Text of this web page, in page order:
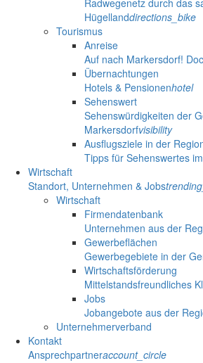
Radwegenetz durch das
Hügellanddirections_bike
Tourismus
Anreise
Auf nach Markersdorf!
Übernachtungen
Hotels & Pensionenhotel
Sehenswert
Sehenswürdigkeiten der
Markersdorfvisibility
Ausflugsziele in der
Tipps für Sehenswertes
Wirtschaft
Standort, Unternehmen & Jobs
Wirtschaft
Firmendatenbank
Unternehmen aus der
Gewerbeflächen
Gewerbegebiete in der
Wirtschaftsförderung
Mittelstandsfreundliches
Jobs
Jobangebote aus der
Unternehmerverband
Kontakt
Ansprechpartneraccount_circle